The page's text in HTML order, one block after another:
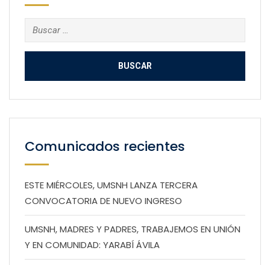
Buscar:
Comunicados recientes
ESTE MIÉRCOLES, UMSNH LANZA TERCERA
CONVOCATORIA DE NUEVO INGRESO
UMSNH, MADRES Y PADRES, TRABAJEMOS EN UNIÓN
Y EN COMUNIDAD: YARABÍ ÁVILA